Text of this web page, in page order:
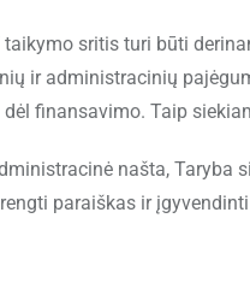
taikymo sritis turi būti
ir administracinių
finansavimo. Taip
našta,
paraiškas ir